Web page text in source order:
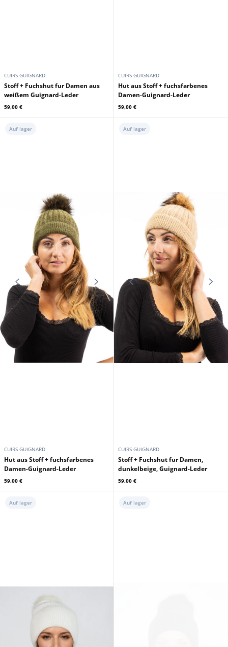
CUIRS GUIGNARD
Stoff + Fuchshut fur Damen aus
weißem Guignard-Leder
59,00 €
CUIRS GUIGNARD
Hut aus Stoff + fuchsfarbenes
Damen-Guignard-Leder
59,00 €
CUIRS GUIGNARD
Hut aus Stoff + fuchsfarbenes
Damen-Guignard-Leder
59,00 €
Auf lager
CUIRS GUIGNARD
Stoff + Fuchshut fur Damen,
dunkelbeige, Guignard-Leder
59,00 €
Auf lager
Auf lager Auf lager